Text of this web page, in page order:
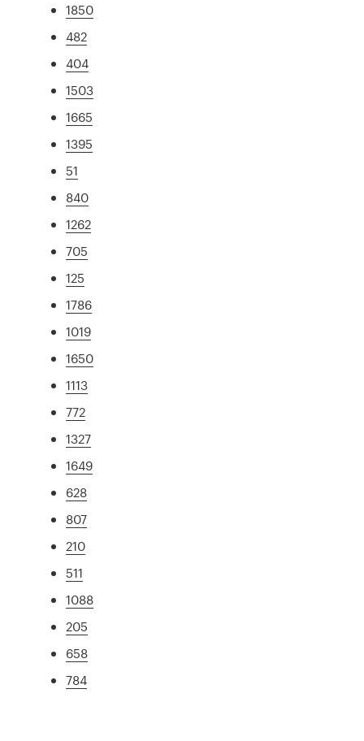
1850
482
404
1503
1665
1395
51
840
1262
705
125
1786
1019
1650
1113
772
1327
1649
628
807
210
511
1088
205
658
784